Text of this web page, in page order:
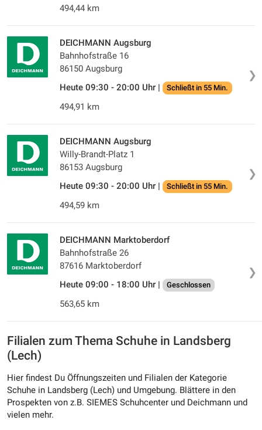
494,44 km
❯
DEICHMANN Augsburg
Bahnhofstraße 16
86150 Augsburg
Heute 09:30 - 20:00 Uhr |
Schließt in 55 Min.
494,91 km
❯
DEICHMANN Augsburg
Willy-Brandt-Platz 1
86153 Augsburg
Heute 09:30 - 20:00 Uhr |
Schließt in 55 Min.
494,59 km
❯
DEICHMANN Marktoberdorf
Bahnhofstraße 26
87616 Marktoberdorf
Heute 09:00 - 18:00 Uhr |
Geschlossen
563,65 km
Filialen zum Thema Schuhe in Landsberg
(Lech)
Hier findest Du Öffnungszeiten und Filialen der Kategorie
Schuhe in Landsberg (Lech) und Umgebung. Blättere in den
Prospekten von z.B. SIEMES Schuhcenter und Deichmann und
vielen mehr.